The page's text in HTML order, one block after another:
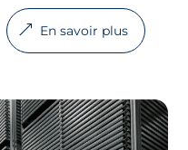
En savoir plus